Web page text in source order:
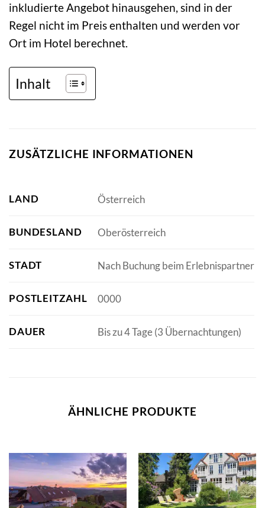
inkludierte Angebot hinausgehen, sind in der
Regel nicht im Preis enthalten und werden vor
Ort im Hotel berechnet.
Inhalt
ZUSÄTZLICHE INFORMATIONEN
LAND Österreich
BUNDESLAND Oberösterreich
STADT Nach Buchung beim Erlebnispartner
POSTLEITZAHL 0000
DAUER Bis zu 4 Tage (3 Übernachtungen)
ÄHNLICHE PRODUKTE